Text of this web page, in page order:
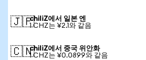
🇯🇵chiliZ에서 일본 엔
1 CHZ는 ¥2.1와 같음
🇨🇳chiliZ에서 중국 위안화
1 CHZ는 ¥0.0899와 같음